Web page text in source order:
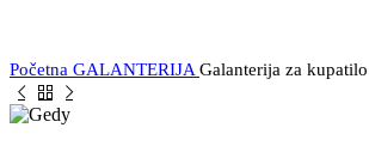
Početna GALANTERIJA Galanterija za